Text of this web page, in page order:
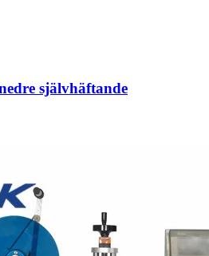
självhäftande